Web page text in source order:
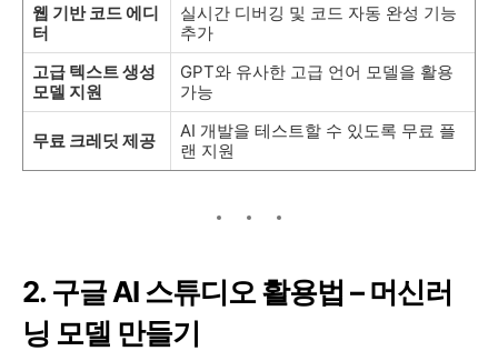
웹 기반 코드 에디
터
실시간 디버깅 및 코드 자동 완성 기능
추가
고급 텍스트 생성
모델 지원
GPT와 유사한 고급 언어 모델을 활용
가능
무료 크레딧 제공
AI 개발을 테스트할 수 있도록 무료 플
랜 지원
2. 구글 AI 스튜디오 활용법 – 머신러
닝 모델 만들기